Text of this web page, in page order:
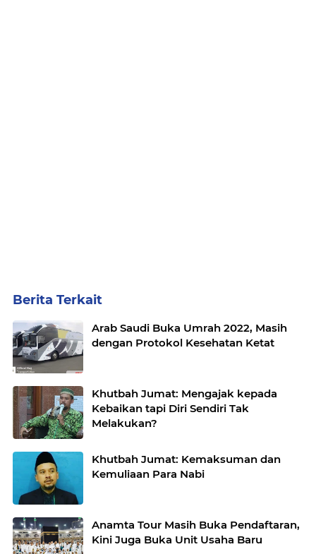
Berita Terkait
Arab Saudi Buka Umrah 2022, Masih
dengan Protokol Kesehatan Ketat
Khutbah Jumat: Mengajak kepada
Kebaikan tapi Diri Sendiri Tak
Melakukan?
Khutbah Jumat: Kemaksuman dan
Kemuliaan Para Nabi
Anamta Tour Masih Buka Pendaftaran,
Kini Juga Buka Unit Usaha Baru